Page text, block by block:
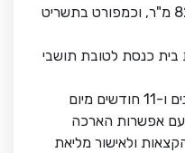
היסוד 18, בשטח של כ-82 מ"ר, וכמפורט בתשריט
כנסת לטובת תושבי
24 שנים ו-11 חודשים מיום
אפשרות הארכה
ולאישור מליאת